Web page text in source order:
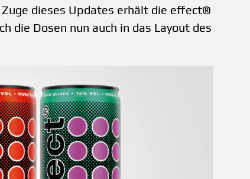
dieses Updates erhält die effect®
die Dosen nun auch in das Layout des